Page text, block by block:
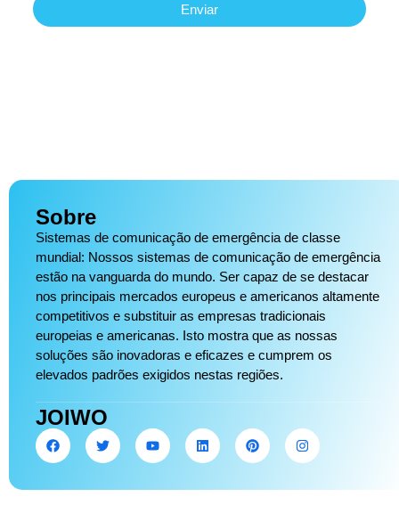
Enviar
Sobre
Sistemas de comunicação de emergência de classe
mundial: Nossos sistemas de comunicação de emergência
estão na vanguarda do mundo. Ser capaz de se destacar
nos principais mercados europeus e americanos altamente
competitivos e substituir as empresas tradicionais
europeias e americanas. Isto mostra que as nossas
soluções são inovadoras e eficazes e cumprem os
elevados padrões exigidos nestas regiões.
JOIWO